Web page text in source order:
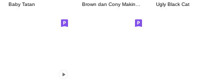
Baby Tatan Brown dan Cony Makin Mesra Ugly Black Cat